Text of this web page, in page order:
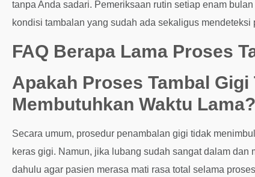
tanpa Anda sadari. Pemeriksaan rutin setiap enam
kondisi tambalan yang sudah ada sekaligus mendeteksi
FAQ Berapa Lama Proses
Apakah Proses Tambal
Membutuhkan Waktu Lama?
Secara umum, prosedur penambalan gigi tidak
keras gigi. Namun, jika lubang sudah sangat dalam
dahulu agar pasien merasa mati rasa total selama